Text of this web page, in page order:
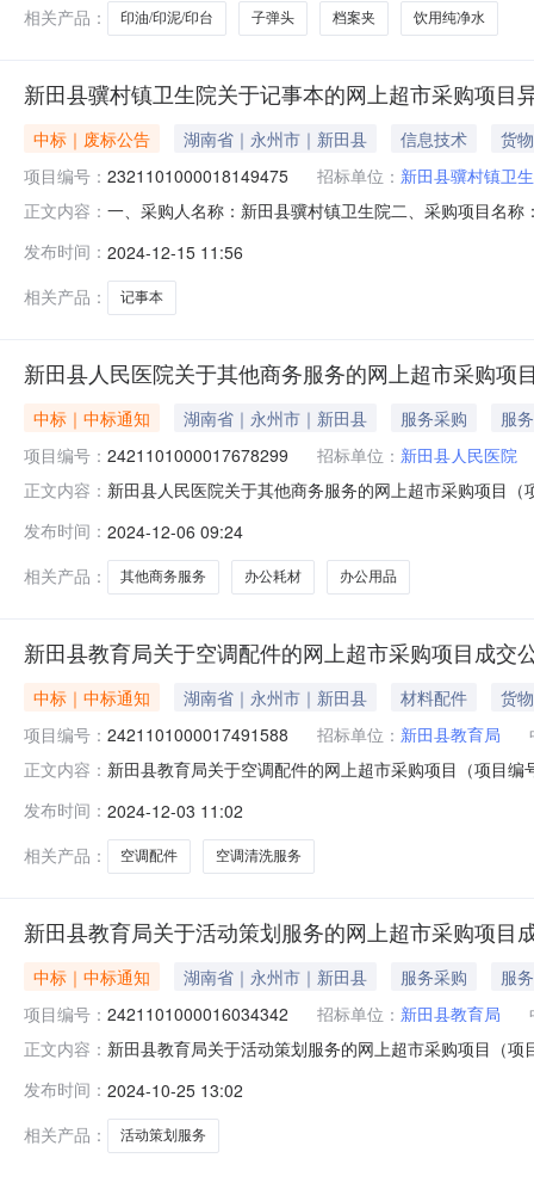
相关产品：
印油/印泥/印台 子弹头 档案夹 饮用纯净水
新田县骥村镇卫生院关于记事本的网上超市采购项目
中标｜废标公告 湖南省｜永州市｜新田县 信息技术
货物
项目编号： 2321101000018149475 招标单位： 新田县骥村镇卫
正文内容： 一、采购人名称：新田县骥村镇卫生院二、采购项目名
APY1EP11]此商品为自有商品；：九、其他事项：无十
督管
发布时间： 2024-12-15 11:56
相关产品：
记事本
新田县人民医院关于其他商务服务的网上超市采购项
中标｜中标通知 湖南省｜永州市｜新田县 服务采购
服务
项目编号： 2421101000017678299 招标单位： 新田县人民医院
正文内容： 新田县人民医院关于其他商务服务的网上超市采购项目
划名称:湖南省永州市新田县报价起止时间:-二、采购单
发布时间： 2024-12-06 09:24
相关产品：
其他商务服务 办公耗材 办公用品
新田县教育局关于空调配件的网上超市采购项目成交
中标｜中标通知 湖南省｜永州市｜新田县 材料配件
货物
项目编号： 2421101000017491588 招标单位： 新田县教育局
正文内容： 新田县教育局关于空调配件的网上超市采购项目（项目
报价起止时间:-二、采购单位信息采购单位名称:新田县
发布时间： 2024-12-03 11:02
相关产品：
空调配件 空调清洗服务
新田县教育局关于活动策划服务的网上超市采购项目
中标｜中标通知 湖南省｜永州市｜新田县 服务采购
服务
项目编号： 2421101000016034342 招标单位： 新田县教育局
正文内容： 新田县教育局关于活动策划服务的网上超市采购项目（
市新田县报价起止时间:-二、采购单位信息采购单位名称
发布时间： 2024-10-25 13:02
相关产品：
活动策划服务